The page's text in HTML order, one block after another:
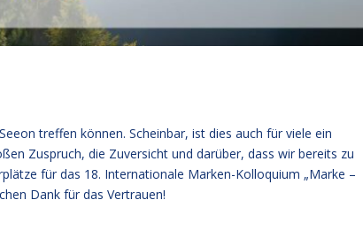
treffen können. Scheinbar, ist dies auch für viele ein
Zuspruch, die Zuversicht und darüber, dass wir bereits zu
für das 18. Internationale Marken-Kolloquium „Marke –
Dank für das Vertrauen!